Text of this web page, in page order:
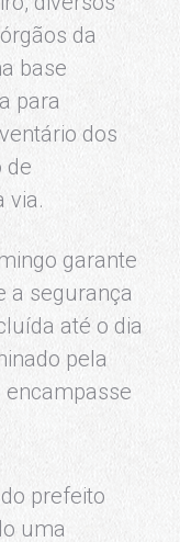
da
base
para
dos
de
via.
garante
a segurança
até o dia
pela
prefeito
uma